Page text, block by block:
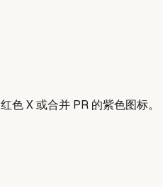
X 或合并 PR 的紫色图标。